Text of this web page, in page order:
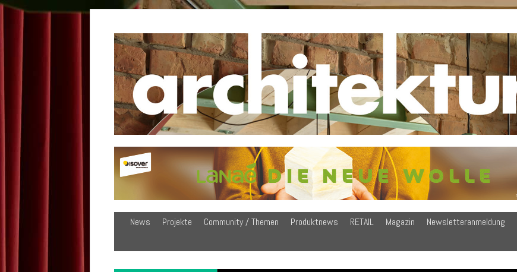
News Projekte Community / Themen Produktnews RETAIL Magazin Newsletteranmeldung